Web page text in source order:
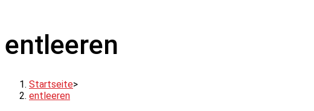
entleeren
Startseite>
entleeren